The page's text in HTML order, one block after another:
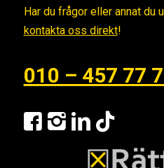
Har du frågor eller annat du
kontakta oss direkt!
010 – 457 77